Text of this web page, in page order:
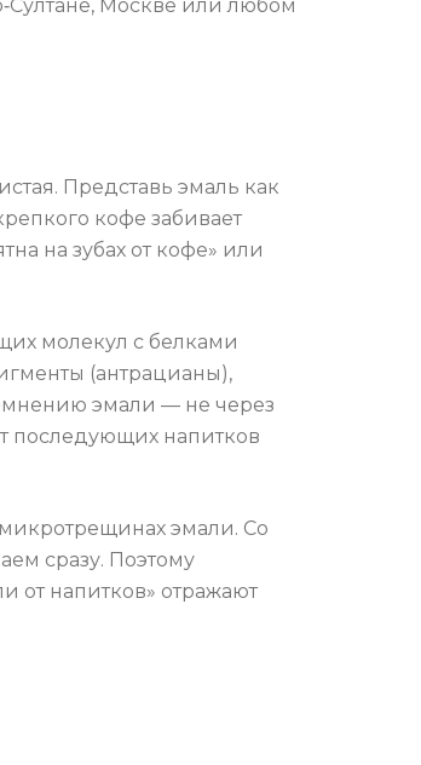
Москве или любом
Представь эмаль как
кофе забивает
на зубах от кофе» или
молекул с белками
(антрацианы),
эмали — не через
последующих напитков
эмали. Со
сразу. Поэтому
от напитков» отражают